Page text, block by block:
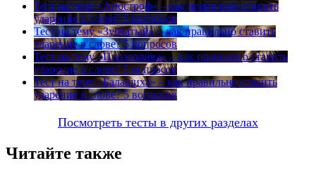
Тест на тему «Апостроф» – как правильно ставить
ударение в слове? 5 вопросов
Тест на тему «Зубчатый» – как правильно ставить
ударение в слове? 5 вопросов
Тест на тему «Прозорлива» – как правильно ставить
ударение в слове? 5 вопросов
Тест на тему «Балашиха» – как правильно ставить
ударение в слове? 5 вопросов
Посмотреть тесты в других разделах
Читайте также